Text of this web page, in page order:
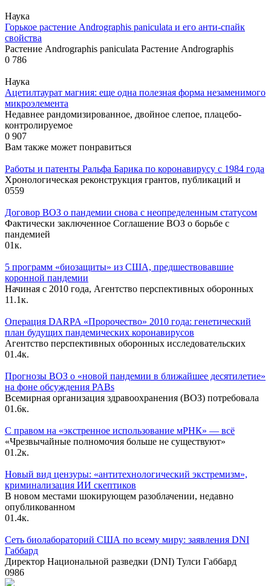
Наука
Горькое растение Andrographis paniculata и его анти-спайк
свойства
Растение Andrographis paniculata Растение Andrographis
0 786
Наука
Ацетилтаурат магния: еще одна полезная форма незаменимого
микроэлемента
Недавнее рандомизированное, двойное слепое, плацебо-
контролируемое
0 907
Вам также может понравиться
Работы и патенты Ральфа Барика по коронавирусу с 1984 года
Хронологическая реконструкция грантов, публикаций и
0559
Договор ВОЗ о пандемии снова с неопределенным статусом
Фактически заключенное Соглашение ВОЗ о борьбе с
пандемией
01к.
5 программ «биозащиты» из США, предшествовавшие
коронной пандемии
Начиная с 2010 года, Агентство перспективных оборонных
11.1к.
Операция DARPA «Пророчество» 2010 года: генетический
план будущих пандемических коронавирусов
Агентство перспективных оборонных исследовательских
01.4к.
Прогнозы ВОЗ о «новой пандемии в ближайшее десятилетие»
на фоне обсуждения PABs
Всемирная организация здравоохранения (ВОЗ) потребовала
01.6к.
С правом на «экстренное использование мРНК» — всё
«Чрезвычайные полномочия больше не существуют»
01.2к.
Новый вид цензуры: «антитехнологический экстремизм»,
криминализация ИИ скептиков
В новом местами шокирующем разоблачении, недавно
опубликованном
01.4к.
Сеть биолабораторий США по всему миру: заявления DNI
Габбард
Директор Национальной разведки (DNI) Тулси Габбард
0986